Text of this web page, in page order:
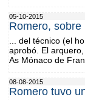
05-10-2015
Romero,
... del técnico (el
aprobó. El
As Mónaco de
08-08-2015
Romero tuvo